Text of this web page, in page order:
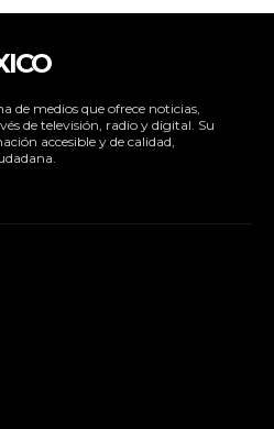
de medios que ofrece noticias,
de televisión, radio y digital. Su
accesible y de calidad,